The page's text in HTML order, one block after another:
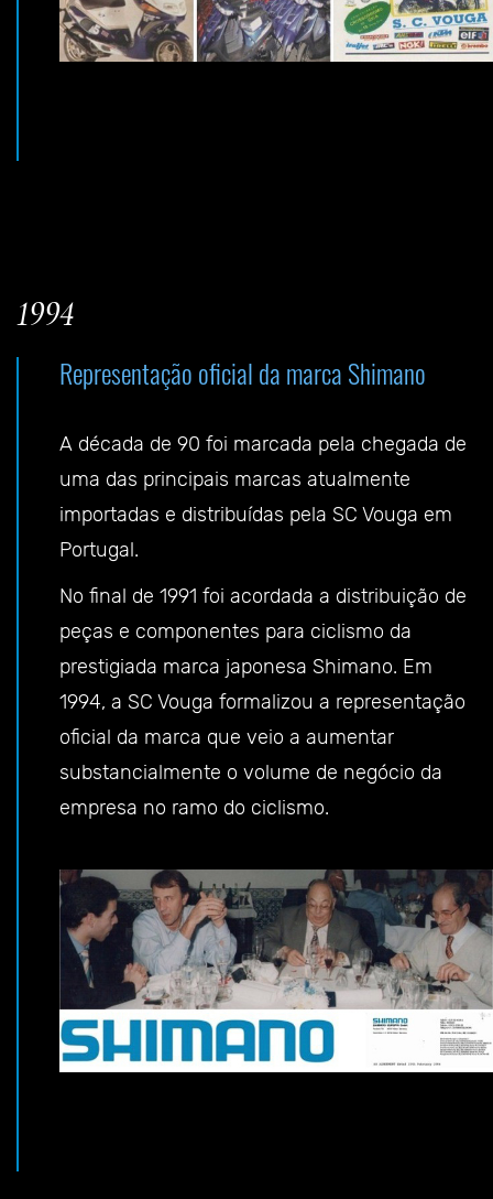
1994
Representação oficial da marca Shimano
A década de 90 foi marcada pela chegada de
uma das principais marcas atualmente
importadas e distribuídas pela SC Vouga em
Portugal.
No final de 1991 foi acordada a distribuição de
peças e componentes para ciclismo da
prestigiada marca japonesa Shimano. Em
1994, a SC Vouga formalizou a representação
oficial da marca que veio a aumentar
substancialmente o volume de negócio da
empresa no ramo do ciclismo.